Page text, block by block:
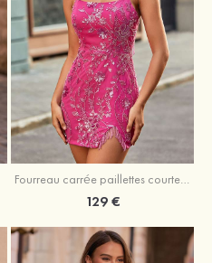
Fourreau carrée paillettes courte/mini robe de fête de la rentrée
129 €